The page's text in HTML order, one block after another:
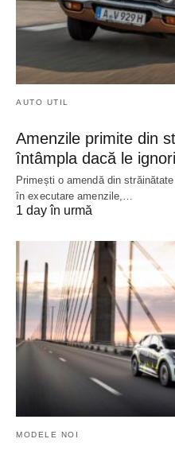
AUTO UTIL
Amenzile primite din
întâmpla dacă le ignori
Primești o amendă din
în executare amenzile,…
1 day în urmă
MODELE NOI